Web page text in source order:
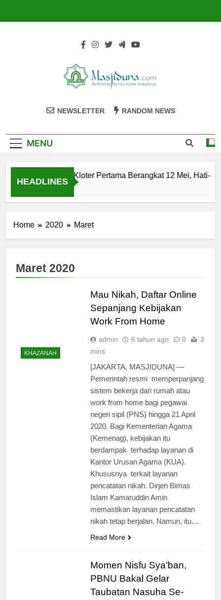
Masjiduna
NEWSLETTER RANDOM NEWS
MENU
HEADLINES
Jemaah Haji Kloter Pertama Berangkat 12 Mei, Hati-hati
Home 2020 Maret
Maret 2020
KHAZANAH
Mau Nikah, Daftar Online
Sepanjang Kebijakan
Work From Home
admin 6 tahun ago 0
3
mins
[JAKARTA, MASJIDUNA] —
Pemerintah resmi memperpanjang
sistem bekerja dari rumah atau
work from home bagi pegawai
negeri sipil (PNS) hingga 21 April
2020. Bagi Kementerian Agama
(Kemenag), kebijakan itu
berdampak terhadap layanan di
Kantor Urusan Agama (KUA).
Khususnya terkait layanan
pencatatan nikah. Dirjen Bimas
Islam Kamaruddin Amin
memastikan layanan pencatatan
nikah tetap berjalan. Namun, itu…
Read More
Momen Nisfu Sya’ban,
PBNU Bakal Gelar
Taubatan Nasuha Se-